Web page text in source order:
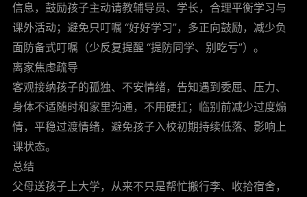
信息，鼓励孩子主动请教辅导员、学长，合理平衡学习与
课外活动；避免只叮嘱 “好好学习”，多正向鼓励，减少负
面防备式叮嘱（少反复提醒 “提防同学、别吃亏”）。
离家焦虑疏导
客观接纳孩子的孤独、不安情绪，告知遇到委屈、压力、
身体不适随时和家里沟通，不用硬扛；临别前减少过度煽
情，平稳过渡情绪，避免孩子入校初期持续低落、影响上
课状态。
总结
父母送孩子上大学，从来不只是帮忙搬行李、收拾宿舍，